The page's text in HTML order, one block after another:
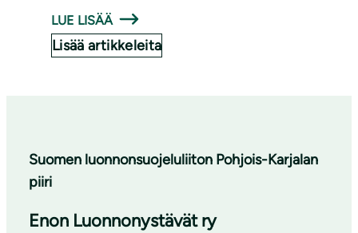
LUE LISÄÄ
Lisää artikkeleita
Suomen luonnonsuojeluliiton Pohjois-Karjalan
piiri
Enon Luonnonystävät ry